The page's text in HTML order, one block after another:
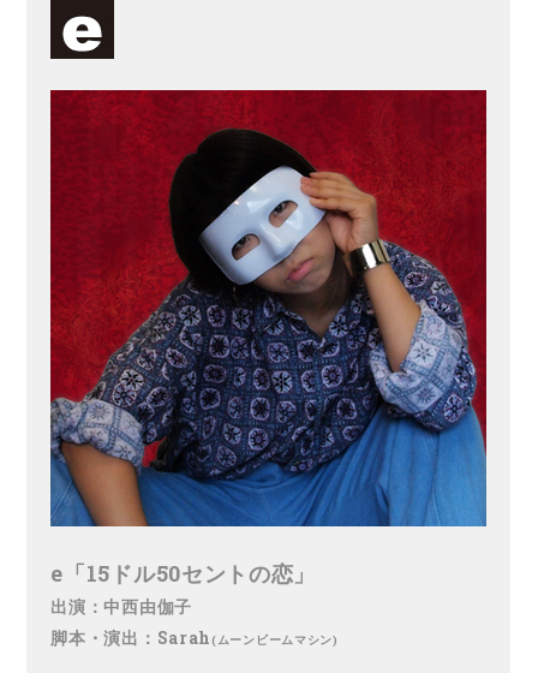
e「15ドル50セントの恋」
出演：中西由伽子
脚本・演出：Sarah(ムーンビームマシン)